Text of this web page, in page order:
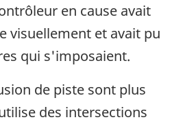
en cause avait
visuellement et avait pu
qui s'imposaient.
de piste sont plus
des intersections